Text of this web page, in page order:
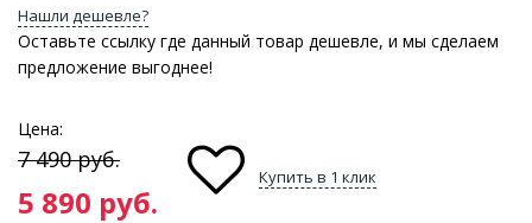
Нашли дешевле?
Оставьте ссылку где данный товар дешевле, и мы сделаем
предложение выгоднее!
Цена:
7 490руб.
5 890 руб.
Купить в 1 клик